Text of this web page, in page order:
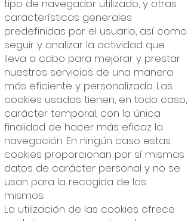
tipo de navegador utilizado, y otras
características generales
predefinidas por el usuario, así como
seguir y analizar la actividad que
lleva a cabo para mejorar y prestar
nuestros servicios de una manera
más eficiente y personalizada. Las
cookies usadas tienen, en todo caso,
carácter temporal, con la única
finalidad de hacer más eficaz la
navegación. En ningún caso estas
cookies proporcionan por sí mismas
datos de carácter personal y no se
usan para la recogida de los
mismos.
La utilización de las cookies ofrece